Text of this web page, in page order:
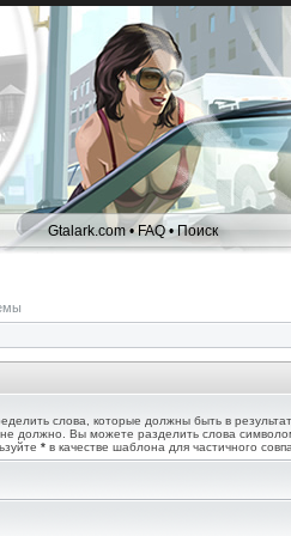
Gtalark.com •FAQ•Поиск
слова, которые должны быть в
не должно. Вы можете разделить слова
* в качестве шаблона для частичного